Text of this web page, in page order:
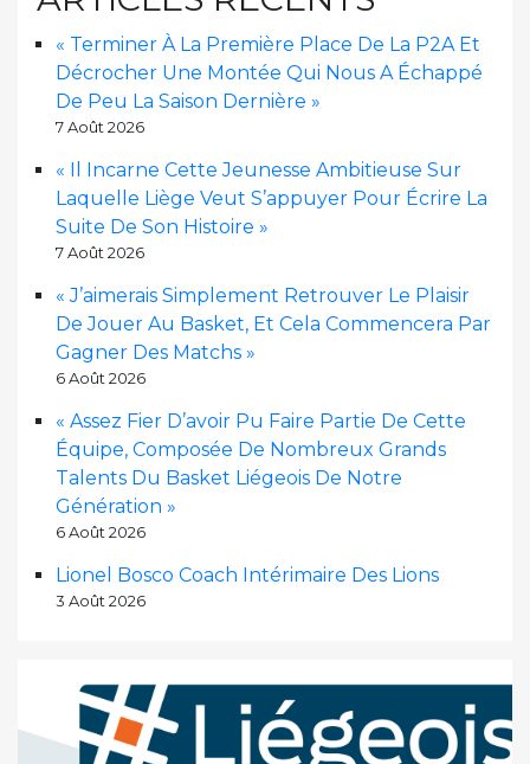
« Terminer À La Première Place De La P2A Et
Décrocher Une Montée Qui Nous A Échappé
De Peu La Saison Dernière »
7 Août 2026
« Il Incarne Cette Jeunesse Ambitieuse Sur
Laquelle Liège Veut S’appuyer Pour Écrire La
Suite De Son Histoire »
7 Août 2026
« J’aimerais Simplement Retrouver Le Plaisir
De Jouer Au Basket, Et Cela Commencera Par
Gagner Des Matchs »
6 Août 2026
« Assez Fier D’avoir Pu Faire Partie De Cette
Équipe, Composée De Nombreux Grands
Talents Du Basket Liégeois De Notre
Génération »
6 Août 2026
Lionel Bosco Coach Intérimaire Des Lions
3 Août 2026